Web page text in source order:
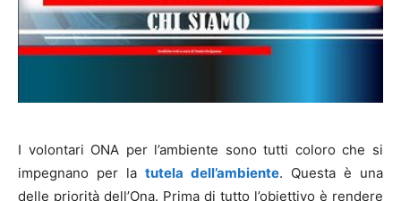
I volontari ONA per l’ambiente sono tutti coloro che si
impegnano per la tutela dell’ambiente. Questa è una
delle priorità dell’Ona. Prima di tutto l’obiettivo è rendere